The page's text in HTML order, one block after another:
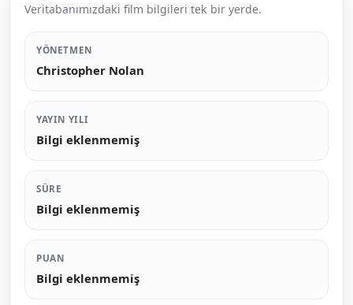
Veritabanımızdaki film bilgileri tek bir yerde.
YÖNETMEN
Christopher Nolan
YAYIN YILI
Bilgi eklenmemiş
SÜRE
Bilgi eklenmemiş
PUAN
Bilgi eklenmemiş